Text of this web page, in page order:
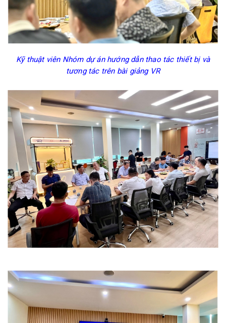
Kỹ thuật viên Nhóm dự án hướng dẫn thao tác thiết bị và
tương tác trên bài giảng VR